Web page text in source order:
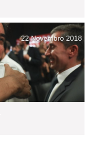
22 Novembro 2018